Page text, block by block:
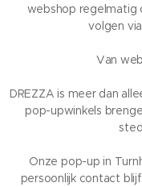
webshop regelmatig
volgen
Van
DREZZA is meer dan
pop-upwinkels
Onze pop-up in
persoonlijk contact